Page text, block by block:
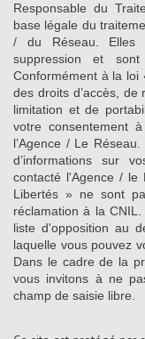
Responsable du
base légale du
/ du Réseau. Elles
suppression et
Conformément à la loi
des droits d’accès, de
limitation et de
votre consentement
l’Agence / Le
d’informations sur
contacté l'Agence / le
Libertés » ne sont
réclamation à la
liste d'opposition au
laquelle vous pouvez
Dans le cadre de la
vous invitons à ne
champ de saisie libre.